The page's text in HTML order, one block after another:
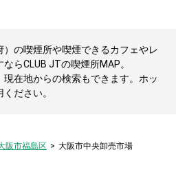
の喫煙所や喫煙できるカフェやレ
らCLUB JTの喫煙所MAP。
在地からの検索もできます。ホッ
ださい。
阪市福島区 大阪市中央卸売市場